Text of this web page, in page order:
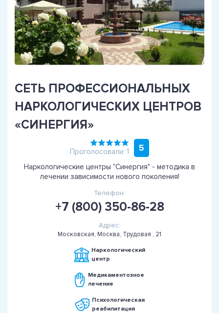
СЕТЬ ПРОФЕССИОНАЛЬНЫХ
НАРКОЛОГИЧЕСКИХ ЦЕНТРОВ
«СИНЕРГИЯ»
Проголосовали: 1 5
Наркологические центры "Синергия" - методика в
лечении зависимости нового поколения!
Телефон:
+7 (800) 350-86-28
Адрес:
Московская, Москва, Трудовая , 21
Наркологический
центр
Медикаментозное
лечение
Психологическая
реабилитация